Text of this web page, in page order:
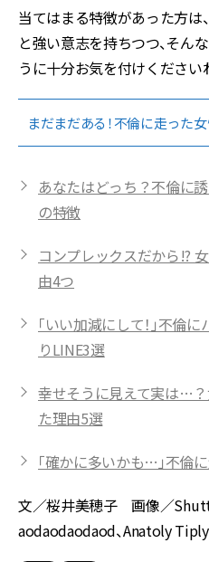
当てはまる特徴があった方は
と強い意志を持ちつつ、そん
うに十分お気を付けください
まだまだある！不倫に走った
あなたはどっち？不倫に
の特徴
コンプレックスだから!?
由4つ
「いい加減にして！」不倫
りLINE3選
幸せそうに見えて実は…
た理由5選
「確かに多いかも…」不倫
文／桜井美穂子 画像／
aodaodaodaod、Anatoly